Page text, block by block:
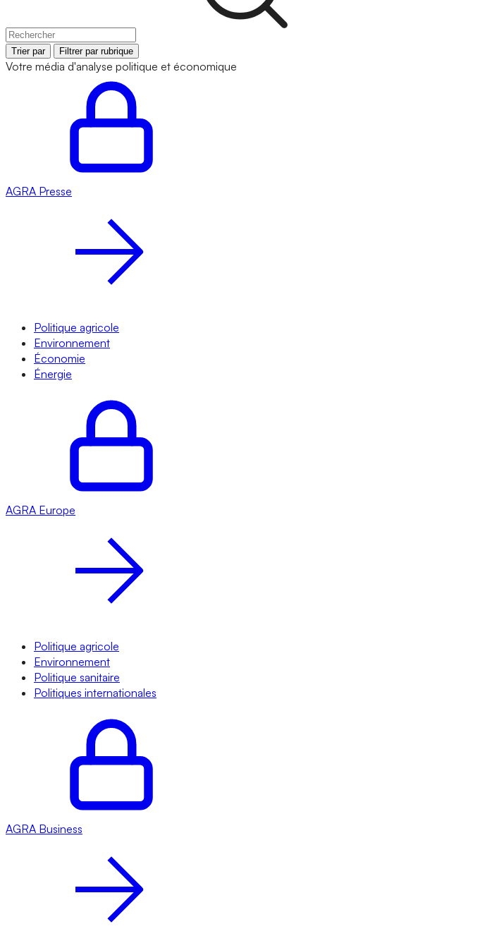
Trier par Filtrer par rubrique
Votre média d'analyse politique et économique
AGRA Presse
Politique agricole
Environnement
Économie
Énergie
AGRA Europe
Politique agricole
Environnement
Politique sanitaire
Politiques internationales
AGRA Business